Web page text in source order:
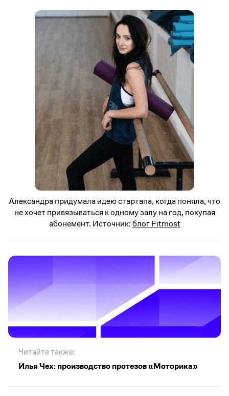
Александра придумала идею стартапа, когда поняла, что
не хочет привязываться к одному залу на год, покупая
абонемент. Источник:блог Fitmost
Читайте также:
Илья Чех: производство протезов «Моторика»